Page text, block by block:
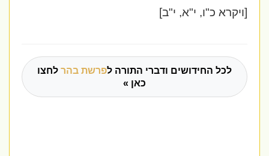
[ויקרא כ"ו, י"א, י"ב]
לכל החידושים ודברי התורה לפרשת בהרלחצו
כאן »